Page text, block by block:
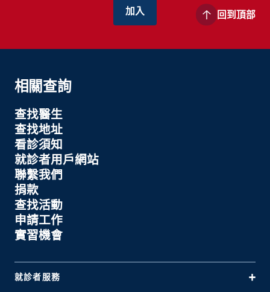
回到頂部
相關查詢
查找醫生
查找地址
看診須知
就診者用戶網站
聯繫我們
捐款
查找活動
申請工作
實習機會
就診者服務